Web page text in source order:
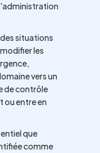
situations
les
vers un
de contrôle
ou entre en
que
comme